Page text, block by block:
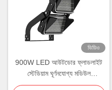
ভিডিও
900W LED আউটডোর ফ্লাডলাইট
স্টেডিয়াম ঘূর্ণনযোগ্য মডিউল
অ্যালুমিনিয়াম হাউজিং ROHS